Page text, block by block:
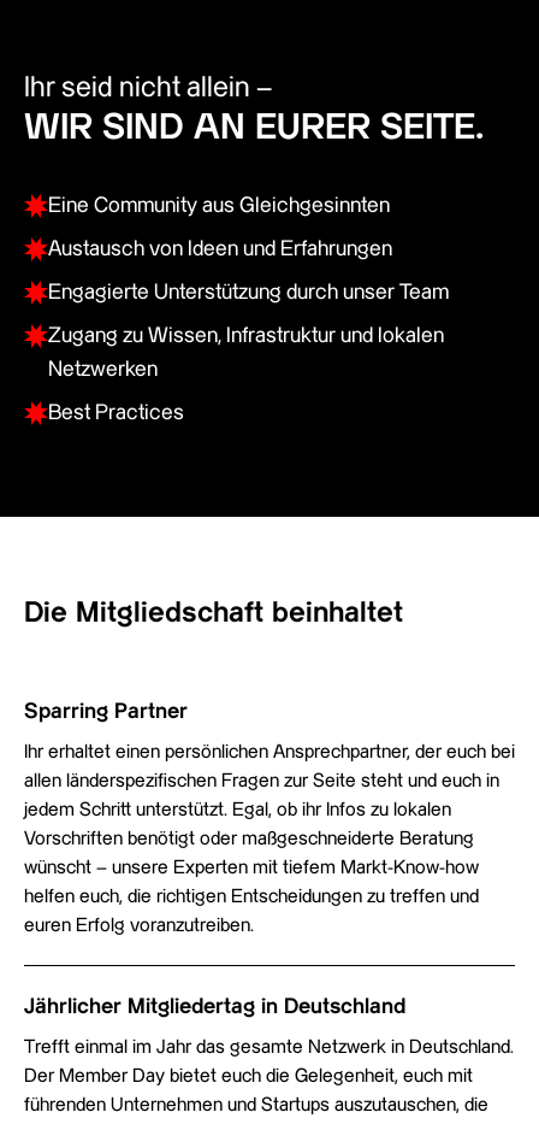
Ihr seid nicht allein –
WIR SIND AN EURER SEITE.
Eine Community aus Gleichgesinnten
Austausch von Ideen und Erfahrungen
Engagierte Unterstützung durch unser Team
Zugang zu Wissen, Infrastruktur und lokalen
Netzwerken
Best Practices
Die Mitgliedschaft beinhaltet
Sparring Partner
Ihr erhaltet einen persönlichen Ansprechpartner, der euch bei
allen länderspezifischen Fragen zur Seite steht und euch in
jedem Schritt unterstützt. Egal, ob ihr Infos zu lokalen
Vorschriften benötigt oder maßgeschneiderte Beratung
wünscht – unsere Experten mit tiefem Markt-Know-how
helfen euch, die richtigen Entscheidungen zu treffen und
euren Erfolg voranzutreiben.
Jährlicher Mitgliedertag in Deutschland
Trefft einmal im Jahr das gesamte Netzwerk in Deutschland.
Der Member Day bietet euch die Gelegenheit, euch mit
führenden Unternehmen und Startups auszutauschen, die